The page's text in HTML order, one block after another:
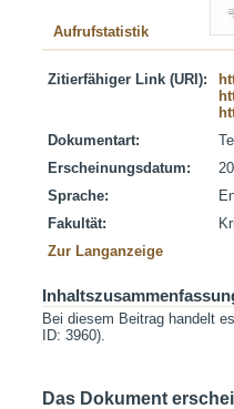
Aufrufstatistik
Zitierfähiger Link (URI):
Dokumentart:
Erscheinungsdatum:
Sprache:
Fakultät:
Zur Langanzeige
Bei diesem Beitrag handelt
ID: 3960).
Das Dokument